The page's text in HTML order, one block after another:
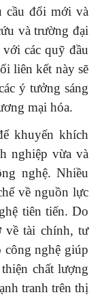
cầu đổi mới và
và trường đại
các quỹ đầu
liên kết này sẽ
ý tưởng sáng
mại hóa.
khuyến khích
nghiệp vừa và
nghệ. Nhiều
về nguồn lực
tiên tiến. Do
về tài chính, tư
công nghệ giúp
chất lượng
tranh trên thị